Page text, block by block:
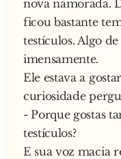
Depois da
perguntas, às
No entanto, a
senhor com uma
entrar em
- Caro senhor,
vou pedir ao meu
nova namorada.
ficou bastante
testículos. Algo
imensamente.
Ele estava a
curiosidade
- Porque gostas
testículos?
E sua voz macia